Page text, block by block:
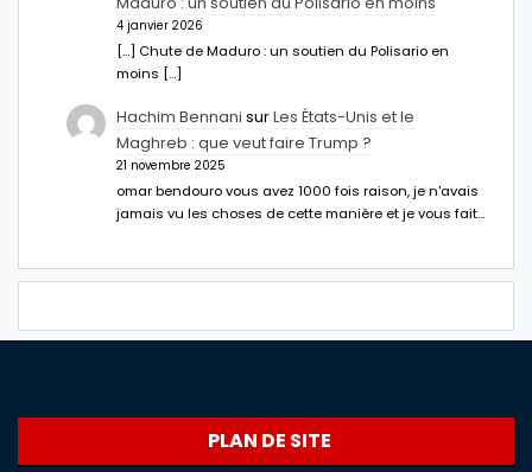
4 janvier 2026
[…] Chute de Maduro : un soutien du Polisario en
moins […]
Hachim Bennani surLes États-Unis et le
Maghreb : que veut faire Trump ?
21 novembre 2025
omar bendouro vous avez 1000 fois raison, je n'avais
jamais vu les choses de cette manière et je vous fait…
PLAN DE SITE